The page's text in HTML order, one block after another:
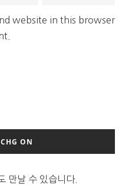
website in this browser
ON
만날 수 있습니다.